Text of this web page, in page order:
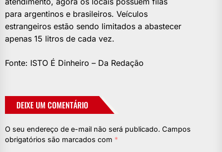
para argentinos e brasileiros. Veículos
estrangeiros estão sendo limitados a abastecer
apenas 15 litros de cada vez.
Fonte: ISTO É Dinheiro – Da Redação
DEIXE UM COMENTÁRIO
O seu endereço de e-mail não será publicado. Campos
obrigatórios são marcados com *